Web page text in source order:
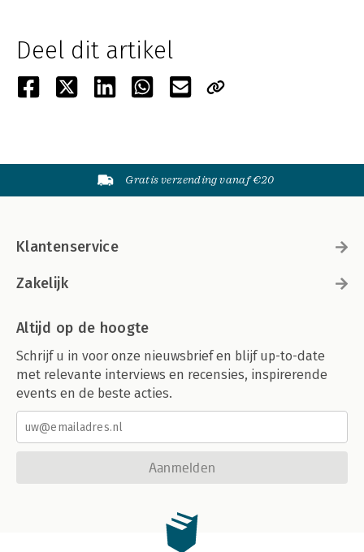
Deel dit artikel
Gratis verzending vanaf €20
Klantenservice
Zakelijk
Altijd op de hoogte
Schrijf u in voor onze nieuwsbrief en blijf up-to-date
met relevante interviews en recensies, inspirerende
events en de beste acties.
Aanmelden